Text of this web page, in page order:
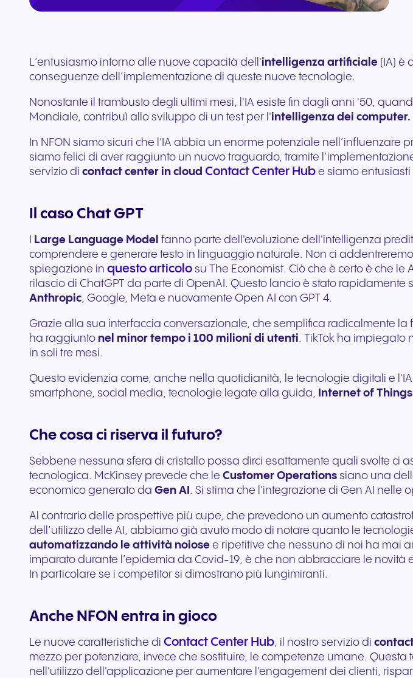
interruzioni su ogni
livello europeo.
un’esperienza migliore del
Viaggi e ospitalità
Comunicazione fluida per
offrire esperienze e servizi
in co-branding, ti forniamo
vendite
+39 02 9974 9920
L’entusiasmo intorno alle nuove capacità dell'intelligenza artificiale (IA) è
conseguenze dell’implementazione di queste nuove tecnologie.
Nonostante il trambusto degli ultimi mesi, l'IA esiste fin dagli anni '50,
Mondiale, contribuì allo sviluppo di un test per l'intelligenza dei computer.
In NFON siamo sicuri che l'IA abbia un enorme potenziale
siamo felici di aver raggiunto un nuovo traguardo, tramite
servizio di contact center in cloud Contact Center Hub e siamo
Il caso Chat GPT
Large Language Model fanno parte dell'evoluzione dell'intelligenza
comprendere e generare testo in linguaggio naturale. Non ci
spiegazione in questo articolo su The Economist. Ciò che è certo è che
rilascio di ChatGPT da parte di OpenAI. Questo lancio è stato
Anthropic, Google, Meta e nuovamente Open AI con GPT 4.
Grazie alla sua interfaccia conversazionale, che semplifica radicalmente
ha raggiunto nel minor tempo i 100 milioni di utenti. TikTok ha impiegato
in soli tre mesi.
Questo evidenzia come, anche nella quotidianità, le tecnologie digitali e
smartphone, social media, tecnologie legate alla guida,
Internet of Things
Che cosa ci riserva il futuro?
Sebbene nessuna sfera di cristallo possa dirci esattamente quali svolte ci
tecnologica. McKinsey prevede che le Customer Operations siano una
economico generato da Gen AI . Si stima che l'integrazione di Gen AI nelle
Al contrario delle prospettive più cupe, che prevedono un aumento
dell’utilizzo delle AI, abbiamo già avuto modo di notare quanto le
automatizzando le attività noiose e ripetitive che nessuno di noi ha mai
imparato durante l’epidemia da Covid-19, è che non abbracciare le
In particolare se i competitor si dimostrano più lungimiranti.
Anche NFON entra in gioco
Le nuove caratteristiche di Contact Center Hub, il nostro servizio di
mezzo per potenziare, invece che sostituire, le competenze umane.
nell'utilizzo dell'applicazione per aumentare l'engagement dei clienti,